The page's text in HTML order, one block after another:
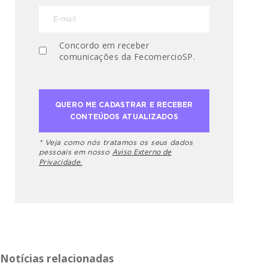
Concordo em receber
comunicações da FecomercioSP.
* Veja como nós tratamos os seus dados
pessoais em nosso Aviso Externo de
Privacidade.
Notícias relacionadas